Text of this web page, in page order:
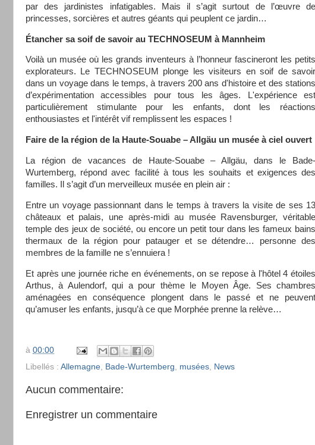
par des jardinistes infatigables. Mais il s’agit surtout de l’œuvre de
princesses, sorcières et autres géants qui peuplent ce jardin…
Étancher sa soif de savoir au TECHNOSEUM à Mannheim
Voilà un musée où les grands inventeurs à l’honneur fascineront les petits
explorateurs. Le TECHNOSEUM plonge les visiteurs en soif de savoir
dans un voyage dans le temps, à travers 200 ans d'histoire et des stations
d’expérimentation accessibles pour tous les âges. L'expérience est
particulièrement stimulante pour les enfants, dont les réactions
enthousiastes et l'intérêt vif remplissent les espaces !
Faire de la région de la Haute-Souabe – Allgäu un musée à ciel ouvert
La région de vacances de Haute-Souabe – Allgäu, dans le Bade-
Wurtemberg, répond avec facilité à tous les souhaits et exigences des
familles. Il s’agit d’un merveilleux musée en plein air :
Entre un voyage passionnant dans le temps à travers la visite de ses 13
châteaux et palais, une après-midi au musée Ravensburger, véritable
temple des jeux de société, ou encore un petit tour dans les fameux bains
thermaux de la région pour patauger et se détendre… personne des
membres de la famille ne s’ennuiera !
Et après une journée riche en événements, on se repose à l'hôtel 4 étoiles
Arthus, à Aulendorf, qui a pour thème le Moyen Âge. Ses chambres
aménagées en conséquence plongent dans le passé et ne peuvent
qu’amuser les enfants, jusqu’à ce que Morphée prenne la relève…
à 00:00
Libellés : Allemagne, Bade-Wurtemberg, musées, News
Aucun commentaire:
Enregistrer un commentaire